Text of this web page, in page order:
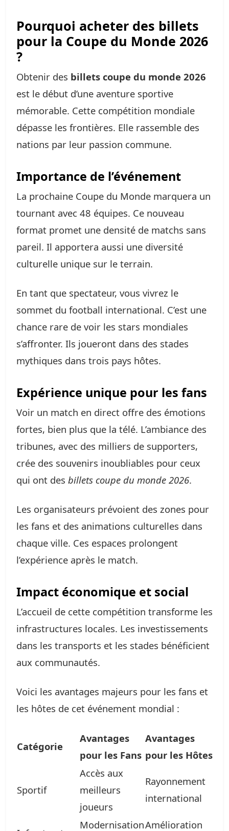
Pourquoi acheter des billets
pour la Coupe du Monde 2026
?
Obtenir des billets coupe du monde 2026
est le début d’une aventure sportive
mémorable. Cette compétition mondiale
dépasse les frontières. Elle rassemble des
nations par leur passion commune.
Importance de l’événement
La prochaine Coupe du Monde marquera un
tournant avec 48 équipes. Ce nouveau
format promet une densité de matchs sans
pareil. Il apportera aussi une diversité
culturelle unique sur le terrain.
En tant que spectateur, vous vivrez le
sommet du football international. C’est une
chance rare de voir les stars mondiales
s’affronter. Ils joueront dans des stades
mythiques dans trois pays hôtes.
Expérience unique pour les fans
Voir un match en direct offre des émotions
fortes, bien plus que la télé. L’ambiance des
tribunes, avec des milliers de supporters,
crée des souvenirs inoubliables pour ceux
qui ont des billets coupe du monde 2026.
Les organisateurs prévoient des zones pour
les fans et des animations culturelles dans
chaque ville. Ces espaces prolongent
l’expérience après le match.
Impact économique et social
L’accueil de cette compétition transforme les
infrastructures locales. Les investissements
dans les transports et les stades bénéficient
aux communautés.
Voici les avantages majeurs pour les fans et
les hôtes de cet événement mondial :
Catégorie
Avantages
pour les Fans
Avantages
pour les Hôtes
Sportif
Accès aux
meilleurs
joueurs
Rayonnement
international
ModernisationAmélioration